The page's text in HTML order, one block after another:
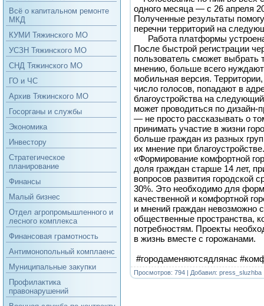
Всё о капитальном ремонте
МКД
КУМИ Тяжинского МО
УСЗН Тяжинского МО
СНД Тяжинского МО
ГО и ЧС
Архив Тяжинского МО
Госорганы и службы
Экономика
Инвестору
Стратегическое
планирование
Финансы
Малый бизнес
Отдел агропромышленного и
лесного комплекса
Финансовая грамотность
Антимонопольный комплаенс
Муниципальные закупки
Профилактика
правонарушений
одного месяца — с 26 апреля
Полученные результаты
перечни территорий на
Работа платформы
После быстрой регистрации
пользователь сможет выбрать
мнению, больше всего
мобильная версия.
число голосов, попадают в
благоустройства на
может проводиться по
— не просто рассказывать о
принимать участие в жизни
больше граждан из разных
их мнение при
«Формирование комфортной
доля граждан старше 14 лет,
вопросов развития городской
30%. Это необходимо для
качественной и комфортной
и мнений граждан невозможно
общественные пространства,
потребностям. Проекты
в жизнь вместе с горожанами.
#городаменяютсядлянас
Просмотров: 794 | Добавил: press_sluzhba